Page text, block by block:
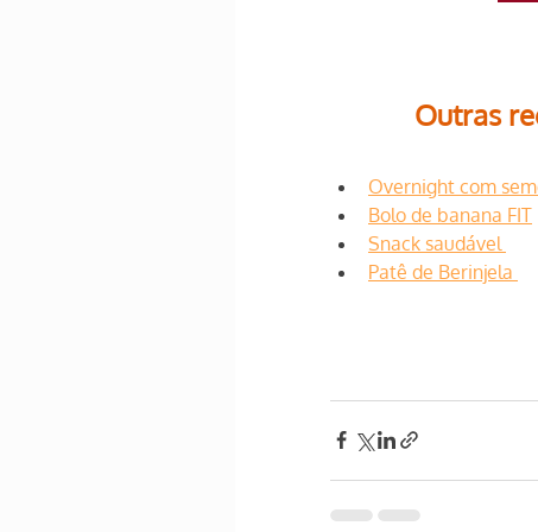
Outras
Overnight com
Bolo de banana FIT
Snack saudável
Patê de Berinjela